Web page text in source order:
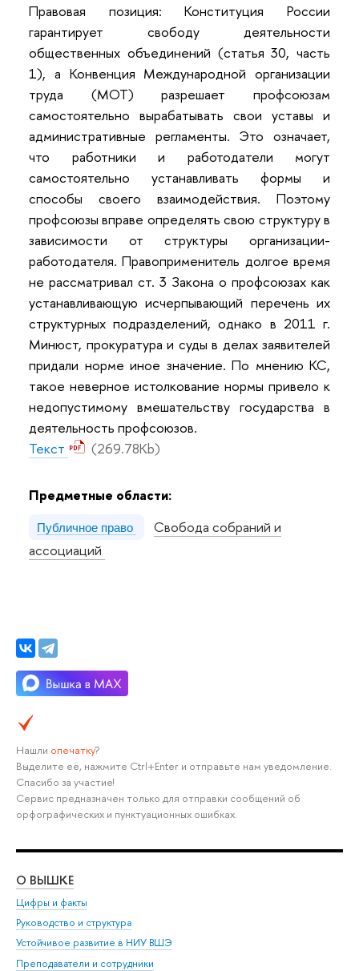
Правовая позиция: Конституция России
гарантирует свободу деятельности
общественных объединений (статья 30, часть
1), а Конвенция Международной организации
труда (МОТ) разрешает профсоюзам
самостоятельно вырабатывать свои уставы и
административные регламенты. Это означает,
что работники и работодатели могут
самостоятельно устанавливать формы и
способы своего взаимодействия. Поэтому
профсоюзы вправе определять свою структуру в
зависимости от структуры организации-
работодателя. Правоприменитель долгое время
не рассматривал ст. 3 Закона о профсоюзах как
устанавливающую исчерпывающий перечень их
структурных подразделений, однако в 2011 г.
Минюст, прокуратура и суды в делах заявителей
придали норме иное значение. По мнению КС,
такое неверное истолкование нормы привело к
недопустимому вмешательству государства в
деятельность профсоюзов.
Текст
(269.78Kb)
Предметные области:
Публичное право
Свобода собраний и
ассоциаций
Нашли опечатку?
Выделите её, нажмите Ctrl+Enter и отправьте нам уведомление.
Спасибо за участие!
Сервис предназначен только для отправки сообщений об
орфографических и пунктуационных ошибках.
О ВЫШКЕ
Цифры и факты
Руководство и структура
Устойчивое развитие в НИУ ВШЭ
Преподаватели и сотрудники